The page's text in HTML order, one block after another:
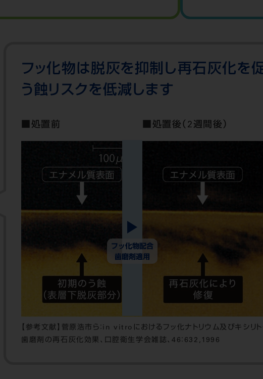
フッ化物は脱灰を抑制し再石灰化を
う蝕リスクを低減します
■処置前 ■処置後（2週間後）
【参考文献】菅原浩市ら：in vitroにおけるフッ化ナトリウム及びキシリ
歯磨剤の再石灰化効果、口腔衛生学会雑誌、46：632,1996